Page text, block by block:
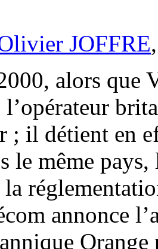
JOFFRE
alors que
; il détient en
le même
annonce